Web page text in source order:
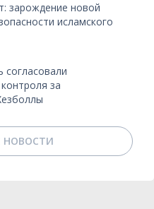
зарождение новой
исламского
согласовали
за
НОВОСТИ